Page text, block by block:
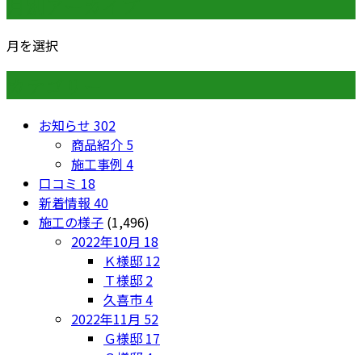
月を選択
お知らせ 302
商品紹介 5
施工事例 4
口コミ 18
新着情報 40
施工の様子 (1,496)
2022年10月 18
Ｋ様邸 12
Ｔ様邸 2
久喜市4
2022年11月 52
Ｇ様邸 17